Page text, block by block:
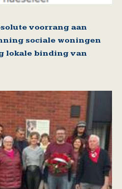
voorrang aan
sociale woningen
lokale binding van